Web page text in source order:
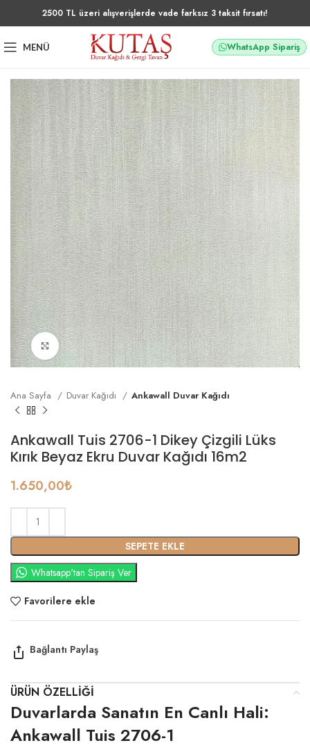
2500 TL üzeri alışverişlerde vade farksız 3 taksit fırsatı!
MENÜ WhatsApp Sipariş
Büyütmek için tıklayın
Ana Sayfa Duvar Kağıdı Ankawall Duvar Kağıdı
Ankawall Tuis 2706-1 Dikey Çizgili Lüks
Kırık Beyaz Ekru Duvar Kağıdı 16m2
1.650,00₺
SEPETE EKLE
Whatsapp'tan Sipariş Ver
Favorilere ekle
ÜRÜN ÖZELLIĞI
Duvarlarda Sanatın En Canlı Hali:
Ankawall Tuis 2706-1